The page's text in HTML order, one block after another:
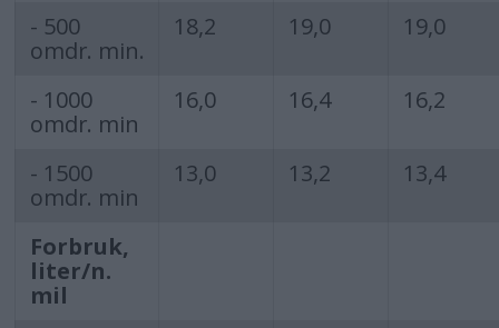
- 500
omdr. min.
18,2 19,0 19,0
- 1000
omdr. min
16,0 16,4 16,2
- 1500
omdr. min
13,0 13,2 13,4
Forbruk,
liter/n.
mil